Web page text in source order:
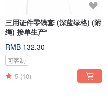
三用证件零钱套 (深蓝绿格) (附
绳) 接单生产*
RMB 132.30
可客制
5 (10)